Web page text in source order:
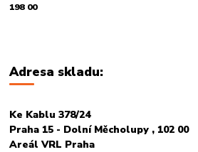
198 00
Adresa skladu:
Ke Kablu 378/24
Praha 15 - Dolní Měcholupy , 102 00
Areál VRL Praha